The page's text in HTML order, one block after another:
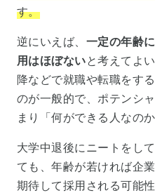
す。
逆にいえば、 一定の年齢
用はほぼないと考えてよ
降などで就職や転職をす
のが一般的で、ポテンシ
まり「何ができる人なの
大学中退後にニートをし
ても、年齢が若ければ企
期待して採用される可能